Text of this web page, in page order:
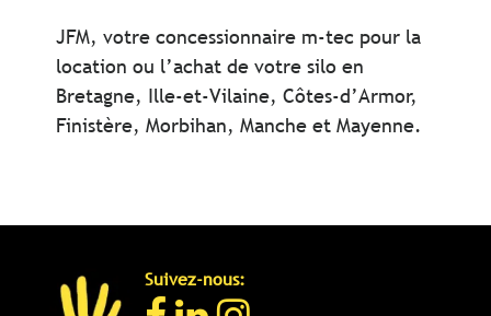
JFM, votre concessionnaire m-tec pour la
location ou l’achat de votre silo en
Bretagne, Ille-et-Vilaine, Côtes-d’Armor,
Finistère, Morbihan, Manche et Mayenne.
Suivez-nous: